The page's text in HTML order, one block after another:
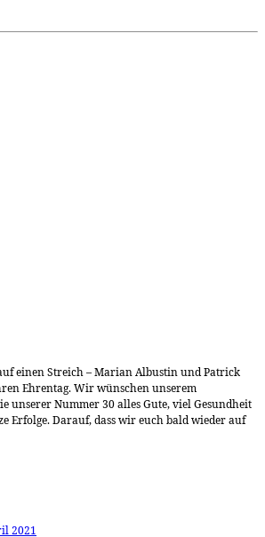
einen Streich – Marian Albustin und Patrick
Ehrentag. Wir wünschen unserem
unserer Nummer 30 alles Gute, viel Gesundheit
Erfolge. Darauf, dass wir euch bald wieder auf
2021